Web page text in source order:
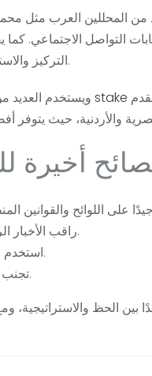
من المحللين العرب مثل
التواصل الاجتماعي.
التركيز والاستعداد الذهني والتي يمكن ترسيخها في استراتيجيات الرهان.
stake
أخيرة
راقب الأخبار الرياضية والتحديثات المتعلقة بفرقك المفضلة باستمرار.
استخدم الأدوات التحليلية والمنصات الموثوقة لتعزيز اختياراتك.
تجنب المراهنة العشوائية وادرس كل رهان قبل اتخاذ القرار.
بين الحظ